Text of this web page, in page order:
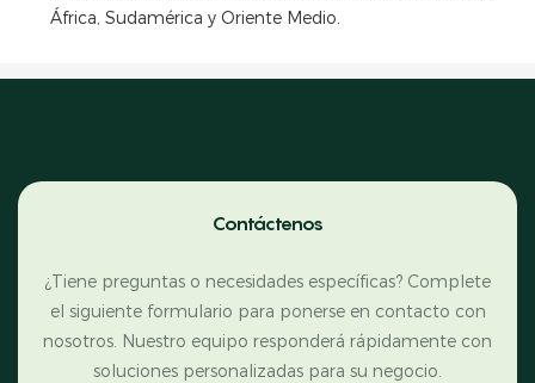
África, Sudamérica y Oriente Medio.
Contáctenos
¿Tiene preguntas o necesidades específicas? Complete
el siguiente formulario para ponerse en contacto con
nosotros. Nuestro equipo responderá rápidamente con
soluciones personalizadas para su negocio.